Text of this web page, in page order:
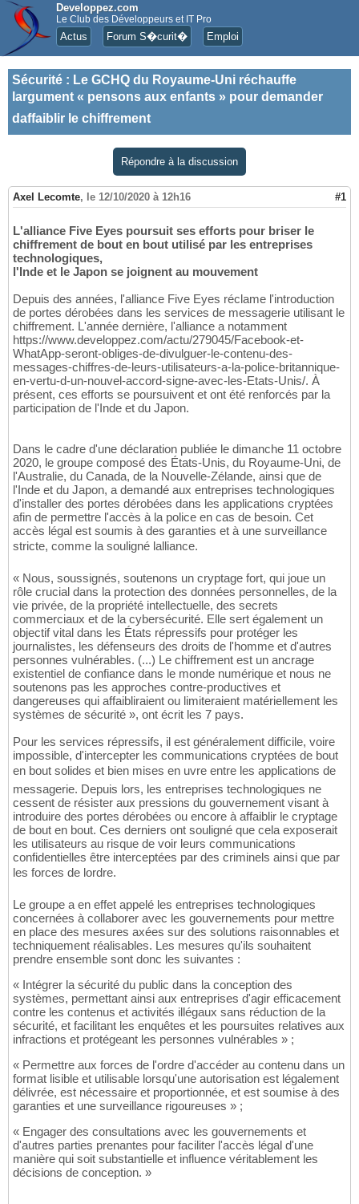
Developpez.com
Le Club des Développeurs et IT Pro
Actus Forum S�curit� Emploi
Sécurité : Le GCHQ du Royaume-Uni réchauffe
largument « pensons aux enfants » pour demander
daffaiblir le chiffrement
Répondre à la discussion
Axel Lecomte, le 12/10/2020 à 12h16 #1
L'alliance Five Eyes poursuit ses efforts pour briser le
chiffrement de bout en bout utilisé par les entreprises
technologiques,
l'Inde et le Japon se joignent au mouvement
Depuis des années, l'alliance Five Eyes réclame l'introduction
de portes dérobées dans les services de messagerie utilisant le
chiffrement. L'année dernière, l'alliance a notamment
https://www.developpez.com/actu/279045/Facebook-et-
WhatApp-seront-obliges-de-divulguer-le-contenu-des-
messages-chiffres-de-leurs-utilisateurs-a-la-police-britannique-
en-vertu-d-un-nouvel-accord-signe-avec-les-Etats-Unis/. À
présent, ces efforts se poursuivent et ont été renforcés par la
participation de l'Inde et du Japon.
Dans le cadre d'une déclaration publiée le dimanche 11 octobre
2020, le groupe composé des États-Unis, du Royaume-Uni, de
l'Australie, du Canada, de la Nouvelle-Zélande, ainsi que de
l'Inde et du Japon, a demandé aux entreprises technologiques
d'installer des portes dérobées dans les applications cryptées
afin de permettre l'accès à la police en cas de besoin. Cet
accès légal est soumis à des garanties et à une surveillance
stricte, comme la souligné lalliance.
« Nous, soussignés, soutenons un cryptage fort, qui joue un
rôle crucial dans la protection des données personnelles, de la
vie privée, de la propriété intellectuelle, des secrets
commerciaux et de la cybersécurité. Elle sert également un
objectif vital dans les États répressifs pour protéger les
journalistes, les défenseurs des droits de l'homme et d'autres
personnes vulnérables. (...) Le chiffrement est un ancrage
existentiel de confiance dans le monde numérique et nous ne
soutenons pas les approches contre-productives et
dangereuses qui affaibliraient ou limiteraient matériellement les
systèmes de sécurité », ont écrit les 7 pays.
Pour les services répressifs, il est généralement difficile, voire
impossible, d'intercepter les communications cryptées de bout
en bout solides et bien mises en uvre entre les applications de
messagerie. Depuis lors, les entreprises technologiques ne
cessent de résister aux pressions du gouvernement visant à
introduire des portes dérobées ou encore à affaiblir le cryptage
de bout en bout. Ces derniers ont souligné que cela exposerait
les utilisateurs au risque de voir leurs communications
confidentielles être interceptées par des criminels ainsi que par
les forces de lordre.
Le groupe a en effet appelé les entreprises technologiques
concernées à collaborer avec les gouvernements pour mettre
en place des mesures axées sur des solutions raisonnables et
techniquement réalisables. Les mesures qu'ils souhaitent
prendre ensemble sont donc les suivantes :
« Intégrer la sécurité du public dans la conception des
systèmes, permettant ainsi aux entreprises d'agir efficacement
contre les contenus et activités illégaux sans réduction de la
sécurité, et facilitant les enquêtes et les poursuites relatives aux
infractions et protégeant les personnes vulnérables » ;
« Permettre aux forces de l'ordre d'accéder au contenu dans un
format lisible et utilisable lorsqu'une autorisation est légalement
délivrée, est nécessaire et proportionnée, et est soumise à des
garanties et une surveillance rigoureuses » ;
« Engager des consultations avec les gouvernements et
d'autres parties prenantes pour faciliter l'accès légal d'une
manière qui soit substantielle et influence véritablement les
décisions de conception. »